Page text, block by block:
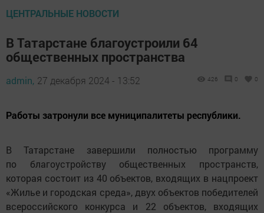
ЦЕНТРАЛЬНЫЕ НОВОСТИ
В Татарстане благоустроили 64
общественных пространства
admin, 27 декабря 2024 - 13:52 426 0 0
Работы затронули все муниципалитеты республики.
В Татарстане завершили полностью программу
по благоустройству общественных пространств,
которая состоит из 40 объектов, входящих в нацпроект
«Жилье и городская среда», двух объектов победителей
всероссийского конкурса и 22 объектов, входящих